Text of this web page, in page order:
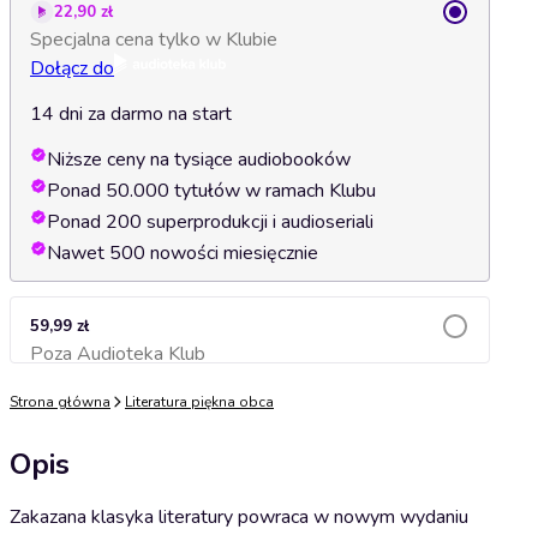
22,90 zł
Specjalna cena tylko w Klubie
Dołącz do
14 dni za darmo na start
Niższe ceny na tysiące audiobooków
Ponad 50.000 tytułów w ramach Klubu
Ponad 200 superprodukcji i audioseriali
Nawet 500 nowości miesięcznie
59,99 zł
Poza Audioteka KlubDodaj do koszyka
Strona główna Literatura piękna obca
Opis
Zakazana klasyka literatury powraca w nowym wydaniu